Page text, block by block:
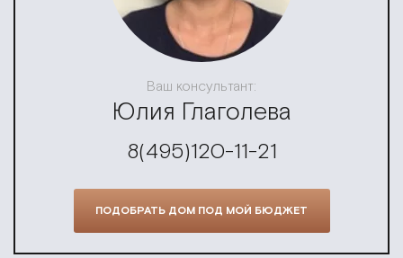
Ваш консультант:
Юлия Глаголева
8(495)120-11-21
ПОДОБРАТЬ ДОМ ПОД МОЙ БЮДЖЕТ